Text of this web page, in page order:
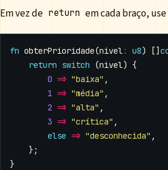
Em vez de return em cada braço,
fn obterPrioridade(nivel: u8) []
return switch (nivel) {
0 => "baixa" ,
1 => "média" ,
2 => "alta" ,
3 => "crítica" ,
else => "desconhecida" ,
};
}